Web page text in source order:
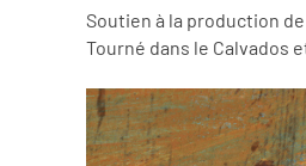
Soutien à la production
Tourné dans le Calvados